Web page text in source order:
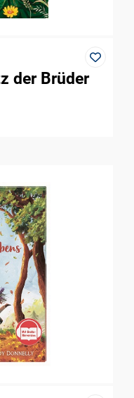
der Brüder